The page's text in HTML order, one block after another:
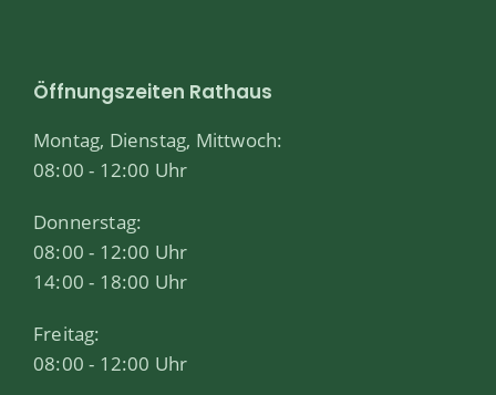
Öffnungszeiten Rathaus
Montag, Dienstag, Mittwoch:
08:00 - 12:00 Uhr
Donnerstag:
08:00 - 12:00 Uhr
14:00 - 18:00 Uhr
Freitag:
08:00 - 12:00 Uhr